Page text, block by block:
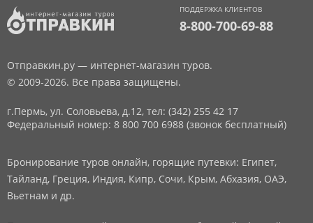
ПОДДЕРЖКА КЛИЕНТОВ
8-800-700-69-88
Отправкин.ру — интернет-магазин туров.
© 2009-2026. Все права защищены.
г.Пермь, ул. Соловьева, д.12, тел: (342) 255 42 17
Федеральный номер: 8 800 700 6988 (звонок бесплатный)
Бронирование туров онлайн, горящие путевки: Египет,
Тайланд, Греция, Индия, Кипр, Сочи, Крым, Абхазия, ОАЭ,
Вьетнам и др.